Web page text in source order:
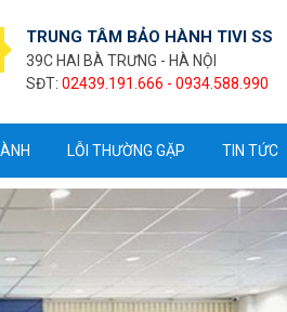
TRUNG TÂM BẢO HÀNH TIVI SS
39C HAI BÀ TRƯNG - HÀ NỘI
SĐT: 02439.191.666 - 0934.588.990
LỖI THƯỜNG GẶP TIN TỨC